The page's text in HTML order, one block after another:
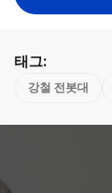
태그:
강철 전봇대